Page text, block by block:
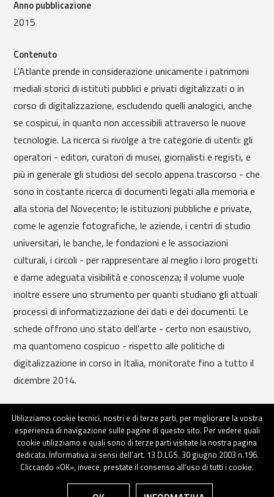
Anno pubblicazione
2015
Contenuto
L'Atlante prende in considerazione unicamente i patrimoni
mediali storici di istituti pubblici e privati digitalizzati o in
corso di digitalizzazione, escludendo quelli analogici, anche
se cospicui, in quanto non accessibili attraverso le nuove
tecnologie. La ricerca si rivolge a tre categorie di utenti: gli
operatori - editori, curatori di musei, giornalisti e registi, e
più in generale gli studiosi del secolo appena trascorso - che
sono in costante ricerca di documenti legati alla memoria e
alla storia del Novecento; le istituzioni pubbliche e private,
come le agenzie fotografiche, le aziende, i centri di studio
universitari, le banche, le fondazioni e le associazioni
culturali, i circoli - per rappresentare al meglio i loro progetti
e darne adeguata visibilità e conoscenza; il volume vuole
inoltre essere uno strumento per quanti studiano gli attuali
processi di informatizzazione dei dati e dei documenti. Le
schede offrono uno stato dell'arte - certo non esaustivo,
ma quantomeno cospicuo - rispetto alle politiche di
digitalizzazione in corso in Italia, monitorate fino a tutto il
dicembre 2014.
Maggiori informazioni
Utilizziamo cookie tecnici, nostri e di terze parti, per migliorare la vostra
esperienza di navigazione sulle pagine di questo sito. Per vedere quali
cookie utilizziamo e quali sono di terze parti visitate la nostra pagina
dedicata. Informativa ai sensi dell’art. 13 D.LGS. 30 giugno 2003 n.196.
Cliccando «OK», invece, prestate il consenso all’uso di tutti i cookie.